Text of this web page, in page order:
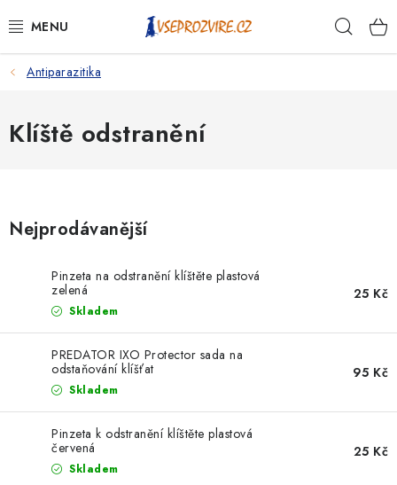
na
PSI
KOČKY
NA NEMOCI
KRÁLÍCI/HLODAVCI/PTÁCI
SLEVY
ZNAČKY
Antiparazitika
Klíště odstranění
Nejprodávanější
Pinzeta na odstranění klíštěte plastová
zelená
Skladem
25 Kč
PREDATOR IXO Protector sada na
odstaňování klíšťat
Skladem
95 Kč
Pinzeta k odstranění klíštěte plastová
červená
Skladem
25 Kč